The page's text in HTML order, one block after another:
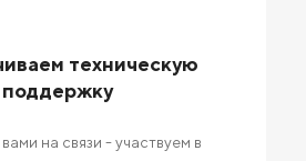
техническую
поддержку
на связи - участвуем в